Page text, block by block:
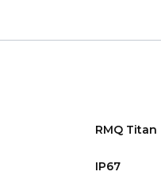
RMQ Titan
IP67